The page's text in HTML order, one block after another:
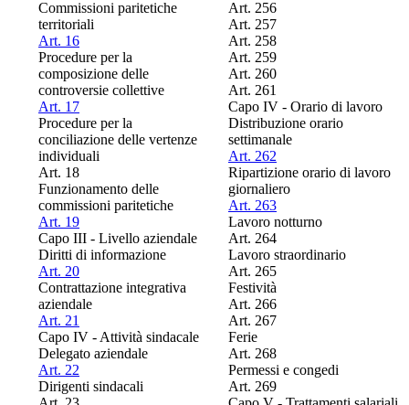
Commissioni paritetiche
territoriali
Art. 16
Procedure per la
composizione delle
controversie collettive
Art. 17
Procedure per la
conciliazione delle vertenze
individuali
Art. 18
Funzionamento delle
commissioni paritetiche
Art. 19
Capo III - Livello aziendale
Diritti di informazione
Art. 20
Contrattazione integrativa
aziendale
Art. 21
Capo IV - Attività sindacale
Delegato aziendale
Art. 22
Dirigenti sindacali
Art. 256
Art. 257
Art. 258
Art. 259
Art. 260
Art. 261
Capo IV - Orario di lavoro
Distribuzione orario
settimanale
Art. 262
Ripartizione orario di lavoro
giornaliero
Art. 263
Lavoro notturno
Art. 264
Lavoro straordinario
Art. 265
Festività
Art. 266
Art. 267
Ferie
Art. 268
Permessi e congedi
Art. 269